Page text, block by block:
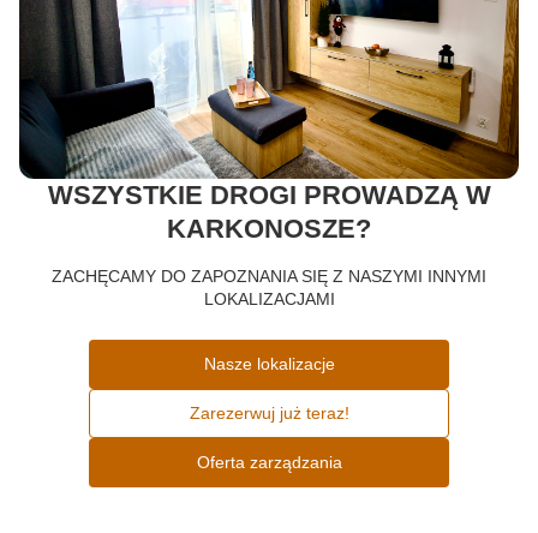
WSZYSTKIE DROGI PROWADZĄ W
KARKONOSZE?
ZACHĘCAMY DO ZAPOZNANIA SIĘ Z NASZYMI INNYMI
LOKALIZACJAMI
Nasze lokalizacje
Zarezerwuj już teraz!
Oferta zarządzania